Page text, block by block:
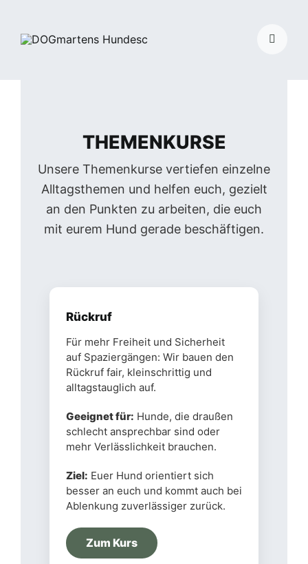
content
Toggle
THEMENKURSE
Unsere Themenkurse vertiefen einzelne
Alltagsthemen und helfen euch, gezielt
an den Punkten zu arbeiten, die euch
mit eurem Hund gerade beschäftigen.
Rückruf
Für mehr Freiheit und Sicherheit
auf Spaziergängen: Wir bauen den
Rückruf fair, kleinschrittig und
alltagstauglich auf.
Geeignet für: Hunde, die draußen
schlecht ansprechbar sind oder
mehr Verlässlichkeit brauchen.
Ziel: Euer Hund orientiert sich
besser an euch und kommt auch bei
Ablenkung zuverlässiger zurück.
Zum Kurs